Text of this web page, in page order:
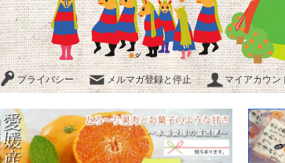
プライバシー メルマガ登録と停止 マイアカウン